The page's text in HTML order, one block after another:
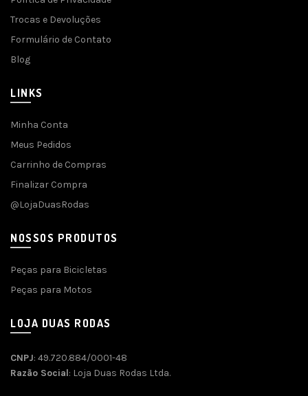
Trocas e Devoluções
Formulário de Contato
Blog
LINKS
Minha Conta
Meus Pedidos
Carrinho de Compras
Finalizar Compra
@LojaDuasRodas
NOSSOS PRODUTOS
Peças para Bicicletas
Peças para Motos
LOJA DUAS RODAS
CNPJ: 49.720.884/0001-48
Razão Social: Loja Duas Rodas Ltda.